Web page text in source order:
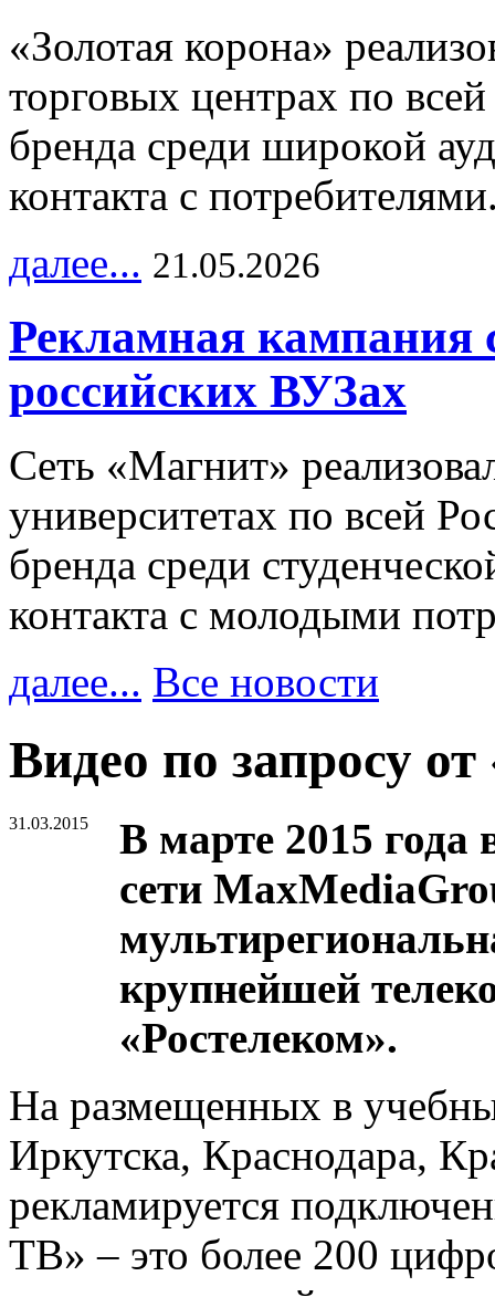
«Золотая корона»
торговых центрах по
бренда среди широкой
контакта с
далее... 21.05.2026
Рекламная кампания
российских ВУЗах
Сеть «Магнит»
университетах по всей
бренда среди
контакта с молодыми
далее... Все новости
Видео по запросу
31.03.2015
В марте 2015 года
сети
крупнейшей
«Ростелеком».
На размещенных в
Иркутска, Краснодара,
рекламируется
ТВ» – это более 200